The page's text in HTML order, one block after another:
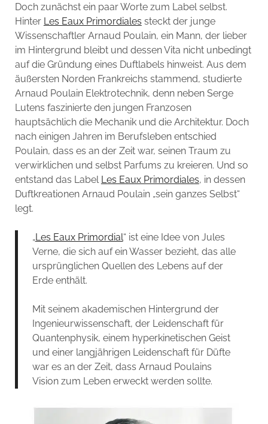
Doch zunächst ein paar Worte zum Label selbst.
Hinter Les Eaux Primordiales steckt der junge
Wissenschaftler Arnaud Poulain, ein Mann, der lieber
im Hintergrund bleibt und dessen Vita nicht unbedingt
auf die Gründung eines Duftlabels hinweist. Aus dem
äußersten Norden Frankreichs stammend, studierte
Arnaud Poulain Elektrotechnik, denn neben Serge
Lutens faszinierte den jungen Franzosen
hauptsächlich die Mechanik und die Architektur. Doch
nach einigen Jahren im Berufsleben entschied
Poulain, dass es an der Zeit war, seinen Traum zu
verwirklichen und selbst Parfums zu kreieren. Und so
entstand das Label Les Eaux Primordiales, in dessen
Duftkreationen Arnaud Poulain „sein ganzes Selbst“
legt.
„Les Eaux Primordial“ ist eine Idee von Jules
Verne, die sich auf ein Wasser bezieht, das alle
ursprünglichen Quellen des Lebens auf der
Erde enthält.
Mit seinem akademischen Hintergrund der
Ingenieurwissenschaft, der Leidenschaft für
Quantenphysik, einem hyperkinetischen Geist
und einer langjährigen Leidenschaft für Düfte
war es an der Zeit, dass Arnaud Poulains
Vision zum Leben erweckt werden sollte.